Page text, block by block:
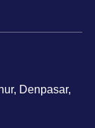
Denpasar,